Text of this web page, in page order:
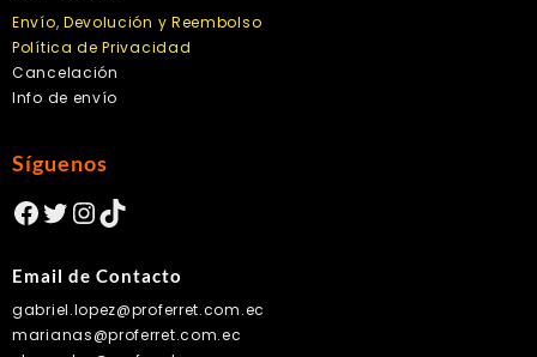
Envío, Devolución y Reembolso
Política de Privacidad
Cancelación
Info de envío
Síguenos
Facebook
Twitter
Instagram
TikTok
Email de Contacto
gabriel.lopez@proferret.com.ec
marianas@proferret.com.ec